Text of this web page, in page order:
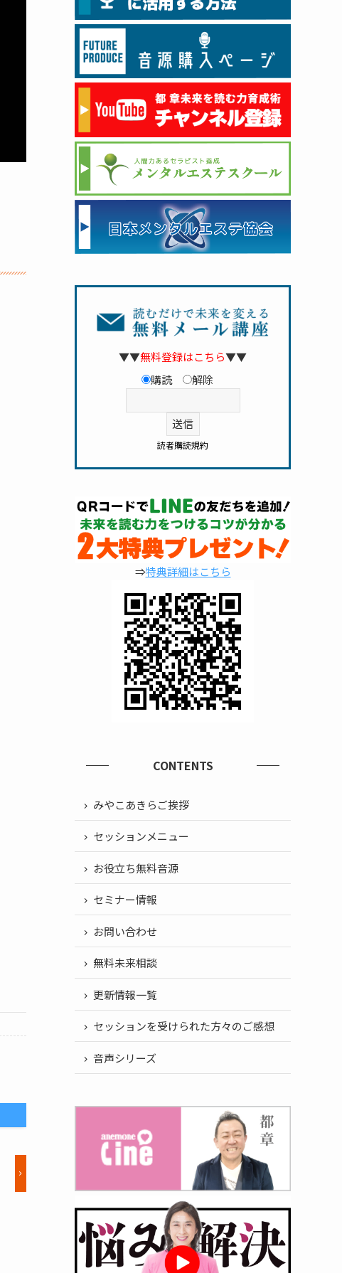
▼▼無料登録はこちら▼▼
購読
解除
読者購読規約
⇒特典詳細はこちら
CONTENTS
みやこあきらご挨拶
セッションメニュー
お役立ち無料音源
セミナー情報
お問い合わせ
無料未来相談
更新情報一覧
セッションを受けられた方々のご感想
音声シリーズ